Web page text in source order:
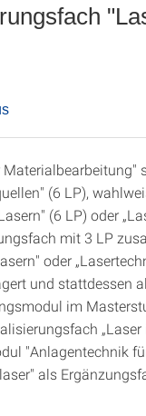
(6 LP),
(6 LP) oder
mit 3 LP
oder
und stattdessen
im
„Laser
"Anlagentechnik
als